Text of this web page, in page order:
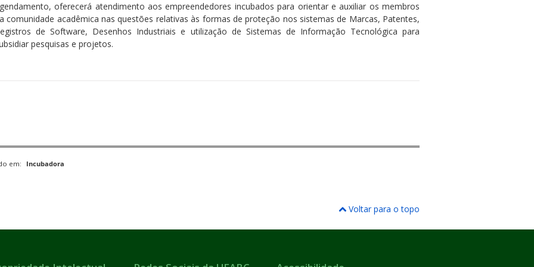
oferecerá atendimento aos empreendedores incubados para orientar e auxiliar os membros
comunidade acadêmica nas questões relativas às formas de proteção nos sistemas de Marcas, Patentes,
de Software, Desenhos Industriais e utilização de Sistemas de Informação Tecnológica para
pesquisas e projetos.
em: Incubadora
Voltar para o topo